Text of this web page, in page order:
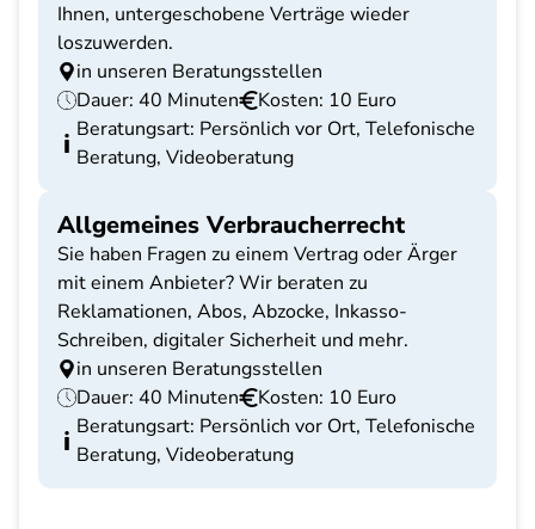
Ihnen, untergeschobene Verträge wieder
loszuwerden.
in unseren Beratungsstellen
Dauer: 40 Minuten
Kosten: 10 Euro
Beratungsart: Persönlich vor Ort, Telefonische
Beratung, Videoberatung
Allgemeines Verbraucherrecht
Sie haben Fragen zu einem Vertrag oder Ärger
mit einem Anbieter? Wir beraten zu
Reklamationen, Abos, Abzocke, Inkasso-
Schreiben, digitaler Sicherheit und mehr.
in unseren Beratungsstellen
Dauer: 40 Minuten
Kosten: 10 Euro
Beratungsart: Persönlich vor Ort, Telefonische
Beratung, Videoberatung